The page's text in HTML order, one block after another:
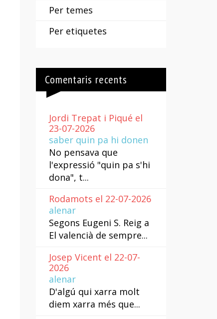
Per temes
Per etiquetes
Comentaris recents
Jordi Trepat i Piqué el
23-07-2026
saber quin pa hi donen
No pensava que
l'expressió "quin pa s'hi
dona", t...
Rodamots el 22-07-2026
alenar
Segons Eugeni S. Reig a
El valencià de sempre...
Josep Vicent el 22-07-
2026
alenar
D'algú qui xarra molt
diem xarra més que...